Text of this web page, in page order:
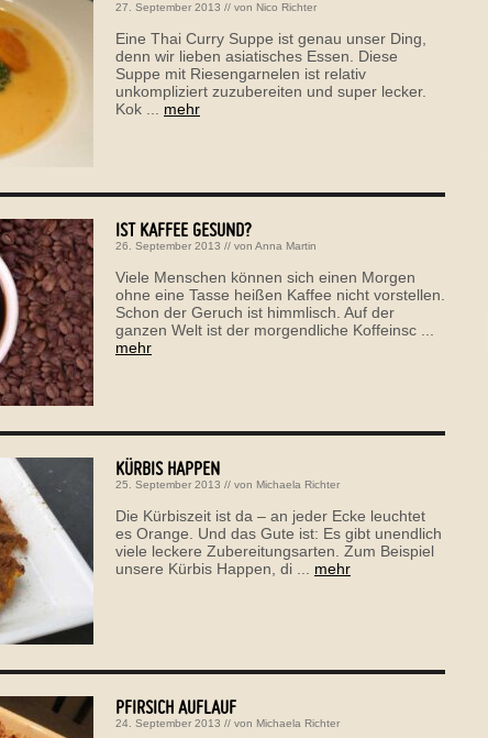
27. September 2013 // von Nico Richter
Eine Thai Curry Suppe ist genau unser Ding,
denn wir lieben asiatisches Essen. Diese
Suppe mit Riesengarnelen ist relativ
unkompliziert zuzubereiten und super lecker.
Kok ... mehr
IST KAFFEE GESUND?
26. September 2013 // von Anna Martin
Viele Menschen können sich einen Morgen
ohne eine Tasse heißen Kaffee nicht vorstellen.
Schon der Geruch ist himmlisch. Auf der
ganzen Welt ist der morgendliche Koffeinsc ...
mehr
KÜRBIS HAPPEN
25. September 2013 // von Michaela Richter
Die Kürbiszeit ist da – an jeder Ecke leuchtet
es Orange. Und das Gute ist: Es gibt unendlich
viele leckere Zubereitungsarten. Zum Beispiel
unsere Kürbis Happen, di ... mehr
PFIRSICH AUFLAUF
24. September 2013 // von Michaela Richter